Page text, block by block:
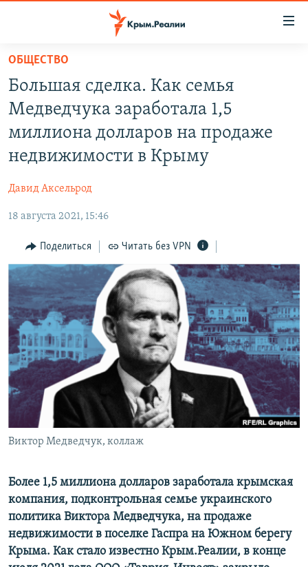
Вернуться
основному
содержанию
главной
Вернутся
КАРТА ВОЕННЫХ ОБЪЕКТОВ КРЫМА
ИНТЕРАКТИВ
ИНФОГРАФИКА
ТЕЛЕПРОЕКТ КРЫМ.РЕАЛИИ
СОВЕТЫ ПРАВОЗАЩИТНИКОВ
ПРОПАВШИЕ БЕЗ ВЕСТИ
ПОБЕДИТЕЛЕЙ НЕ СУДЯТ?
КРЫМ.НЕПОКОРЕННЫЙ
ELIFBE
УКРАИНСКАЯ ПРОБЛЕМА КРЫМА
РАДІО СВОБОДА
КАК ОБОЙТИ БЛОКИРОВКУ
Qırımtatar
ПРИСОЕДИНЯЙТЕСЬ!
Все сайты RFE/RL
ОБЩЕСТВО
Большая сделка. Как семья
Медведчука заработала 1,5
миллиона долларов на продаже
недвижимости в Крыму
Давид Аксельрод
18 августа 2021, 15:46
Поделиться Читать без VPN
Виктор Медведчук, коллаж
Более 1,5 миллиона долларов заработала крымская
компания, подконтрольная семье украинского
политика Виктора Медведчука, на продаже
недвижимости в поселке Гаспра на Южном берегу
Крыма. Как стало известно Крым.Реалии, в конце